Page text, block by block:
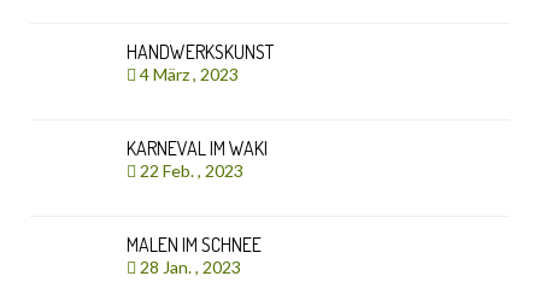
HANDWERKSKUNST
4 März , 2023
KARNEVAL IM WAKI
22 Feb. , 2023
MALEN IM SCHNEE
28 Jan. , 2023